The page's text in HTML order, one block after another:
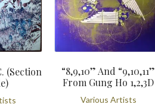
(Section
“8,9,10” And “9,10,11”
From Gung Ho 1,2,3D
Various Artists